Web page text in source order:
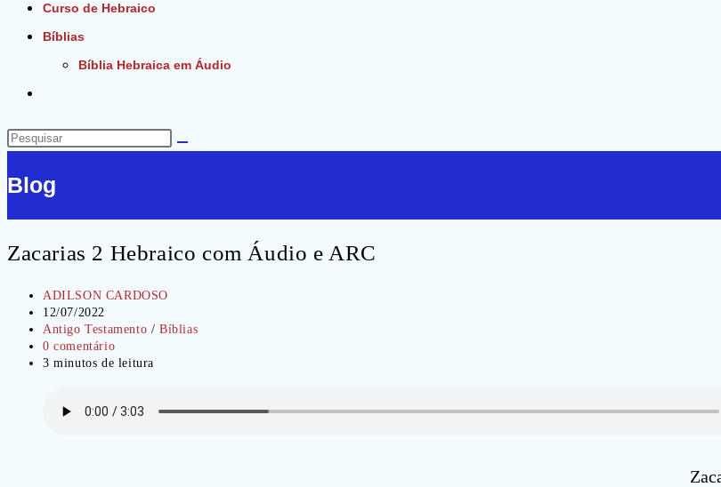
Curso de Hebraico
Bíblias
Bíblia Hebraica em Áudio
do
site
Pesquisar
site
Blog
Zacarias 2 Hebraico com Áudio e ARC
Autor
do
post:
ADILSON CARDOSO
Post
publicado:
12/07/2022
Categoria
do
post:
Antigo Testamento / Bíblias
Comentários
do
0 comentário
Tempo
3 minutos de leitura